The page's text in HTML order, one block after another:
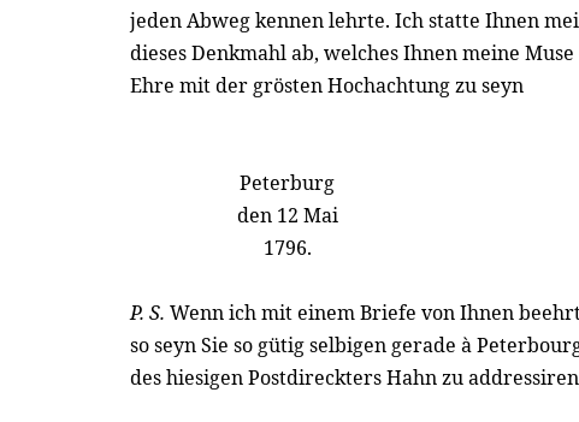
jeden Abweg kennen lehrte. Ich statte Ihnen
dieses Denkmahl ab, welches Ihnen meine
Ehre mit der grösten Hochachtung zu seyn
Peterburg
den 12 Mai
1796.
P. S. Wenn ich mit einem Briefe von Ihnen
so seyn Sie so gütig selbigen gerade à
des hiesigen Postdireckters Hahn zu